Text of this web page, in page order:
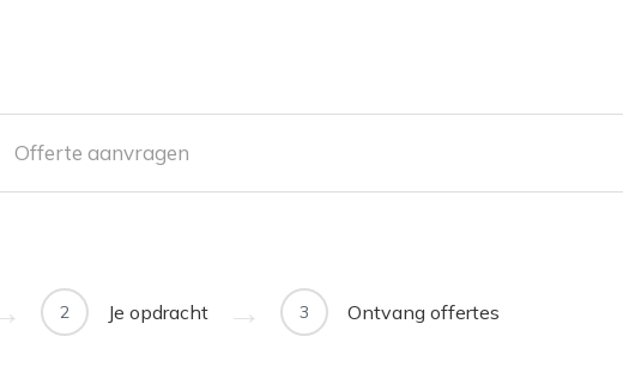
Offerte aanvragen
2 Je opdracht 3 Ontvang offertes